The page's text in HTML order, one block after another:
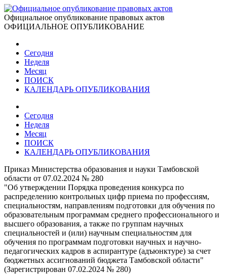
Официальное опубликование правовых актов
ОФИЦИАЛЬНОЕ ОПУБЛИКОВАНИЕ
Сегодня
Неделя
Месяц
ПОИСК
КАЛЕНДАРЬ ОПУБЛИКОВАНИЯ
Сегодня
Неделя
Месяц
ПОИСК
КАЛЕНДАРЬ ОПУБЛИКОВАНИЯ
Приказ Министерства образования и науки Тамбовской
области от 07.02.2024 № 280
"Об утверждении Порядка проведения конкурса по
распределению контрольных цифр приема по профессиям,
специальностям, направлениям подготовки для обучения по
образовательным программам среднего профессионального и
высшего образования, а также по группам научных
специальностей и (или) научным специальностям для
обучения по программам подготовки научных и научно-
педагогических кадров в аспирантуре (адъюнктуре) за счет
бюджетных ассигнований бюджета Тамбовской области"
(Зарегистрирован 07.02.2024 № 280)